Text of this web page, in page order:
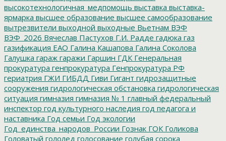
высокотехнологичная_медпомощь выставка выставка-
ярмарка высшее образование высшее самообразование
вытрезвители выходной выходные Вьетнам ВЭФ
ВЭФ_2026 Вячеслав Пастухов Г.И. Радде гадюка газ
газификация ЕАО Галина Кашапова Галина Соколова
Галушка гараж гаражи Гаршин ГДК Генеральная
прокуратура генпрокуратура Генпрокуратура РФ
гериатрия ГЖИ ГИБДД Гиви Гигант гидрозащитные
сооружения гидрологическая обстановка гидрологическая
ситуация гимназия гимназия № 1 главный федеральный
инспектор год культурного наследия год педагога и
наставника Год семьи Год экологии
Год_единства_народов_России Гознак ГОК Голикова
Головатый гололед голосование голубая сорока